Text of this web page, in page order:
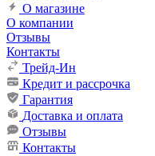
О магазине
О компании
Отзывы
Контакты
Трейд-Ин
Кредит и рассрочка
Гарантия
Доставка и оплата
Отзывы
Контакты